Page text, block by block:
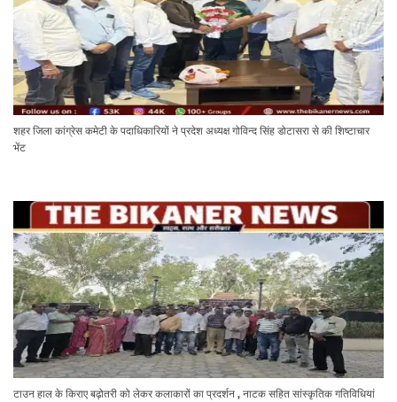
शहर जिला कांग्रेस कमेटी के पदाधिकारियों ने प्रदेश अध्यक्ष गोविन्द सिंह डोटासरा से की शिष्टाचार
भेंट
टाउन हाल के किराए बढ़ोतरी को लेकर कलाकारों का प्रदर्शन , नाटक सहित सांस्कृतिक गतिविधियां